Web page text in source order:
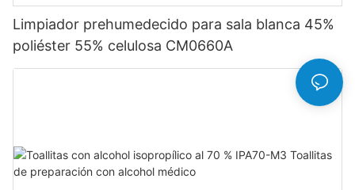
Limpiador prehumedecido para sala blanca 45%
poliéster 55% celulosa CM0660A